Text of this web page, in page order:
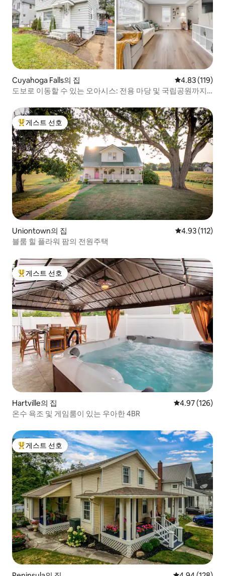
Cuyahoga Falls의 집 평점 4.83점(5
4.83 (119)
도보로 이동할 수 있는 오아시스: 전용 마당 및 국립공원까지 6
상위 게스트 선호
게스트 선호
Uniontown의 집 평점 4.93점(5
4.93 (112)
블룸 힐 플라워 팜의 전원주택
상위 게스트 선호
게스트 선호
Hartville의 집 평점 4.97점(5
4.97 (126)
온수 욕조 및 게임룸이 있는 우아한 4BR
상위 게스트 선호
게스트 선호